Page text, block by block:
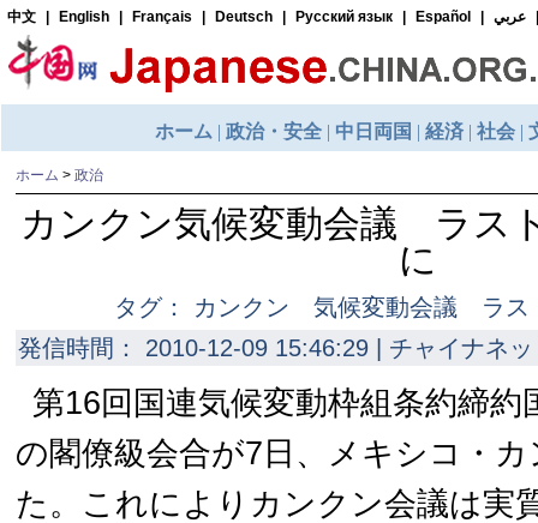
ホーム > 政治
カンクン気候変動会議 ラス
に
タグ： カンクン 気候変動会議 ラ
発信時間： 2010-12-09 15:46:29 | チャイナネ
第16回国連気候変動枠組条約締約
の閣僚級会合が7日、メキシコ・
た。これによりカンクン会議は実